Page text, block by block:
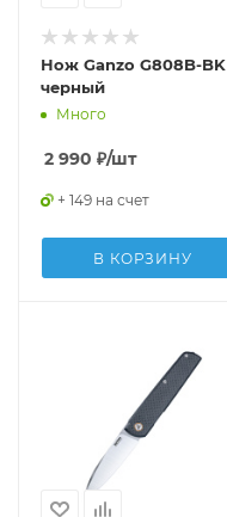
Нож Ganzo G808B-BK
черный
Много
2 990 ₽/шт
+ 149 на счет
В КОРЗИНУ